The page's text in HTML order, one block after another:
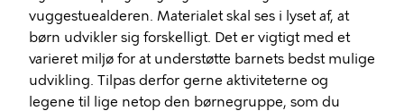
vuggestuealderen. Materialet skal ses i lyset af, at
børn udvikler sig forskelligt. Det er vigtigt med et
varieret miljø for at understøtte barnets bedst mulige
udvikling. Tilpas derfor gerne aktiviteterne og
legene til lige netop den børnegruppe, som du